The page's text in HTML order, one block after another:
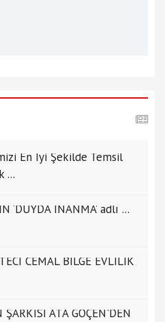
En İyi Şekilde Temsil
...
‘DUYDA İNANMA’ adlı ...
CEMAL BİLGE EVLİLİK
ŞARKISI ATA GÖÇEN'DEN